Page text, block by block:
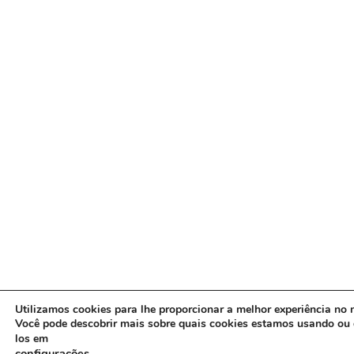
Utilizamos cookies para lhe proporcionar a melhor experiência no
Você pode descobrir mais sobre quais cookies estamos usando
los em